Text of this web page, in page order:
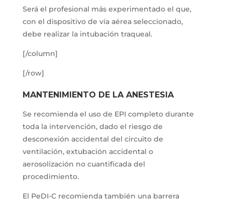
Será el profesional más experimentado el que,
con el dispositivo de vía aérea seleccionado,
debe realizar la intubación traqueal.
[/column]
[/row]
MANTENIMIENTO DE LA ANESTESIA
Se recomienda el uso de EPI completo durante
toda la intervención, dado el riesgo de
desconexión accidental del circuito de
ventilación, extubación accidental o
aerosolización no cuantificada del
procedimiento.
El PeDI-C recomienda también una barrera